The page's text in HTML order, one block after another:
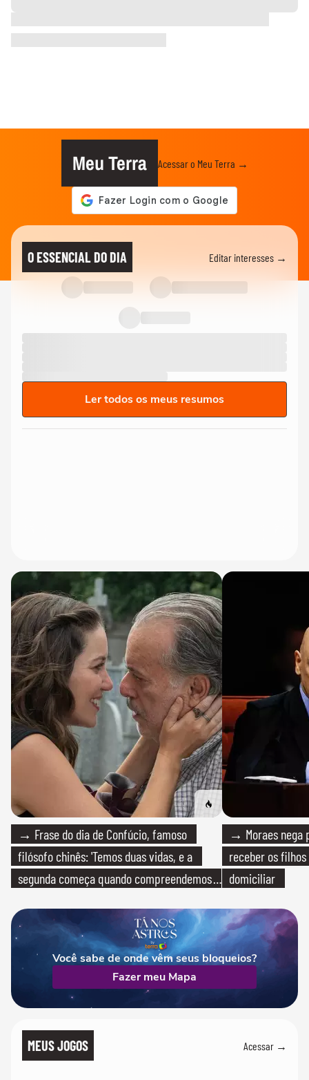
Meu Terra Acessar o Meu Terra →
O ESSENCIAL DO DIA Editar interesses →
Ler todos os meus resumos
→ Frase do dia de Confúcio, famoso
filósofo chinês: 'Temos duas vidas, e a
segunda começa quando compreendemos
→ Moraes nega
receber os filhos
domiciliar
Você sabe de onde vêm seus bloqueios?
Fazer meu Mapa
MEUS JOGOS Acessar →